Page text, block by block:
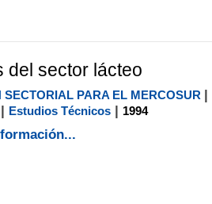
del sector lácteo
SECTORIAL PARA EL MERCOSUR |
Estudios Técnicos| 1994